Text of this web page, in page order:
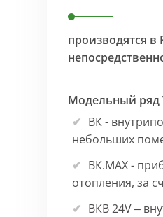
производятся
Модельный ряд
ВК -
небольших
ВК.МАХ -
отопления, за
ВКВ 24V –